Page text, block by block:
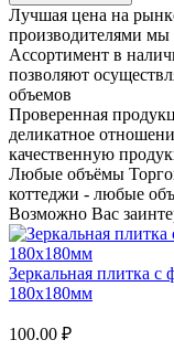
Лучшая цена на
производителями
Ассортимент в
позволяют
объемов
Проверенная
деликатное
качественную
Любые объёмы
коттеджи - любые
Возможно Вас
Зеркальная плитка с
180х180мм
100.00 ₽